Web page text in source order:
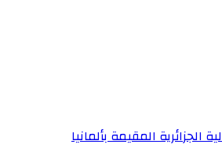
الجزائرية المقيمة بألمانيا